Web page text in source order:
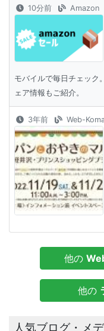
10分前 Amazon
モバイルで毎日チェック
ェア情報もご紹介。
3年前 Web-
他の
他の
人気ブログ・メ